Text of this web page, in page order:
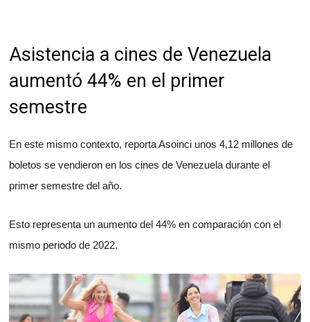
Asistencia a cines de Venezuela
aumentó 44% en el primer
semestre
En este mismo contexto, reporta Asoinci unos 4,12 millones de
boletos se vendieron en los cines de Venezuela durante el
primer semestre del año.
Esto representa un aumento del 44% en comparación con el
mismo periodo de 2022.